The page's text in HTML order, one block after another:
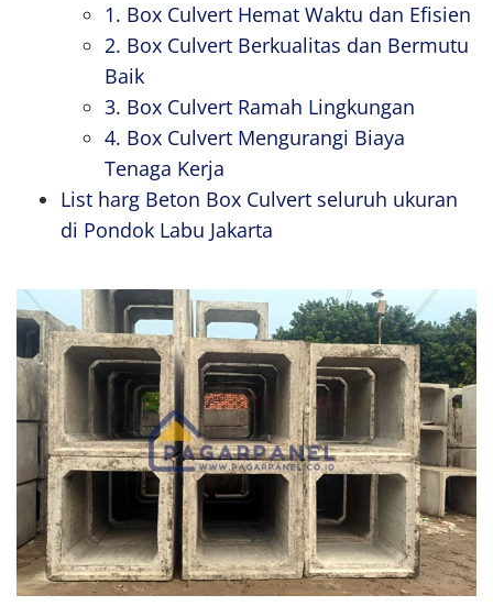
1. Box Culvert Hemat Waktu dan Efisien
2. Box Culvert Berkualitas dan Bermutu
Baik
3. Box Culvert Ramah Lingkungan
4. Box Culvert Mengurangi Biaya
Tenaga Kerja
List harg Beton Box Culvert seluruh ukuran
di Pondok Labu Jakarta